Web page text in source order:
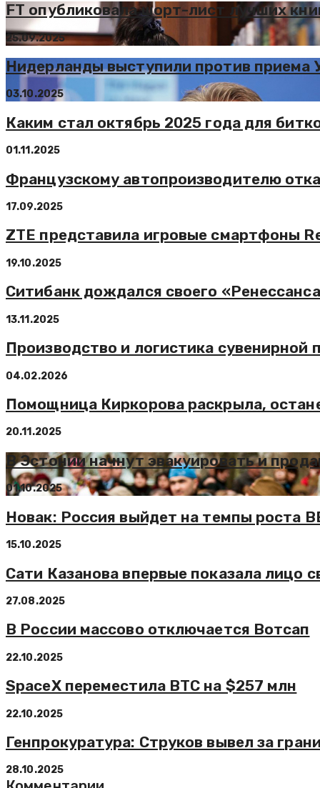
FT опубликовала шорт-лист лучших
25.09.2025
Нидерланды выступили против приема
03.10.2025
Каким стал октябрь 2025 года для
01.11.2025
Французскому автопроизводителю
17.09.2025
ZTE представила игровые смартфоны
19.10.2025
Ситибанк дождался своего
13.11.2025
Производство и логистика сувенирной
04.02.2026
Помощница Киркорова раскрыла,
20.11.2025
В Эстонии начнут эвакуировать и
01.10.2025
Новак: Россия выйдет на темпы роста
15.10.2025
Сати Казанова впервые показала лицо
27.08.2025
В России массово отключается Вотсап
22.10.2025
SpaceX переместила BTC на $257 млн
22.10.2025
Генпрокуратура: Струков вывел за
28.10.2025